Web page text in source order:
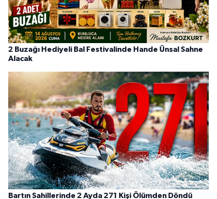
2 Buzağı Hediyeli Bal Festivalinde Hande Ünsal Sahne
Alacak
Bartın Sahillerinde 2 Ayda 271 Kişi Ölümden Döndü